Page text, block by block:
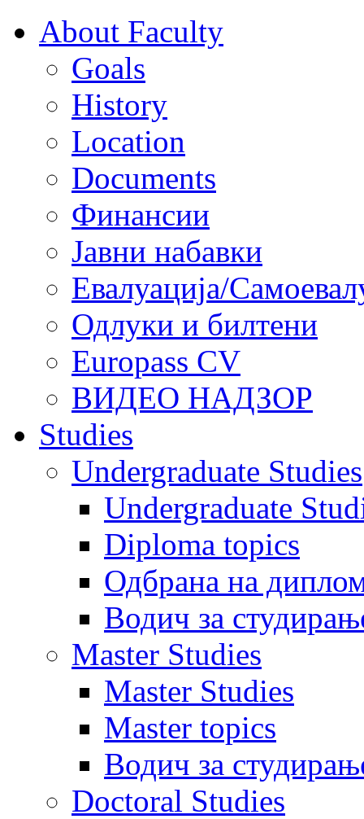
About Faculty
Goals
History
Location
Documents
Финансии
Јавни набавки
Евалуација/
Одлуки и билтени
Europass CV
ВИДЕО НАДЗОР
Studies
Undergraduate Studies
Undergraduate
Diploma topics
Одбрана на
Водич за
Master Studies
Master Studies
Master topics
Водич за
Doctoral Studies